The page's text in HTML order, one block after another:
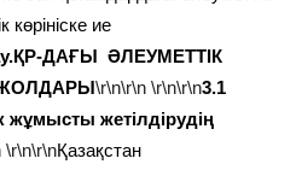
көрініске ие
ДАҒЫ ӘЛЕУМЕТТІК
\r\n\r\n \r\n\r\n3.1
жұмысты жетілдірудің
\r\n\r\nҚазақстан